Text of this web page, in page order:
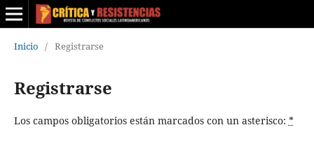
Inicio / Registrarse
Registrarse
Los campos obligatorios están marcados con un asterisco: *